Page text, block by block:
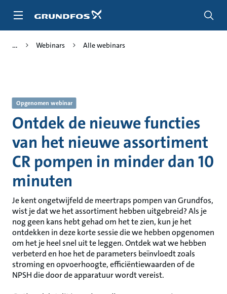
naar
Webinars Alle webinars
Opgenomen webinar
Ontdek de nieuwe functies
van het nieuwe assortiment
CR pompen in minder dan 10
minuten
Je kent ongetwijfeld de meertraps pompen van Grundfos,
wist je dat we het assortiment hebben uitgebreid? Als je
nog geen kans hebt gehad om het te zien, kun je het
ontdekken in deze korte sessie die we hebben opgenomen
om het je heel snel uit te leggen. Ontdek wat we hebben
verbeterd en hoe het de parameters beïnvloedt zoals
stroming en opvoerhoogte, efficiëntiewaarden of de
NPSH die door de apparatuur wordt vereist.